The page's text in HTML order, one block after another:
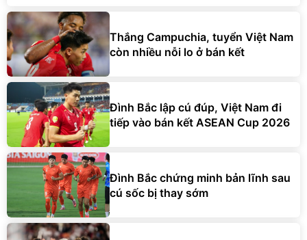
Thắng Campuchia, tuyển Việt Nam
còn nhiều nỗi lo ở bán kết
Đình Bắc lập cú đúp, Việt Nam đi
tiếp vào bán kết ASEAN Cup 2026
Đình Bắc chứng minh bản lĩnh sau
cú sốc bị thay sớm